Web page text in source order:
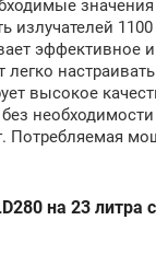
высокое
Потребляемая
на 23 литра